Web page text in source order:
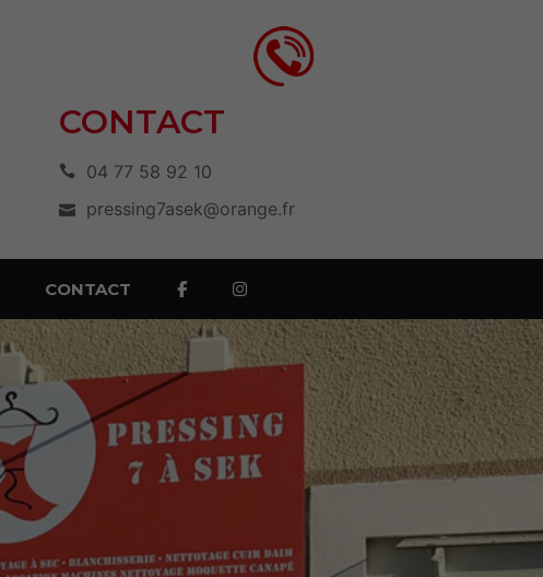
CONTACT
04 77 58 92 10
pressing7asek@orange.fr
CONTACT